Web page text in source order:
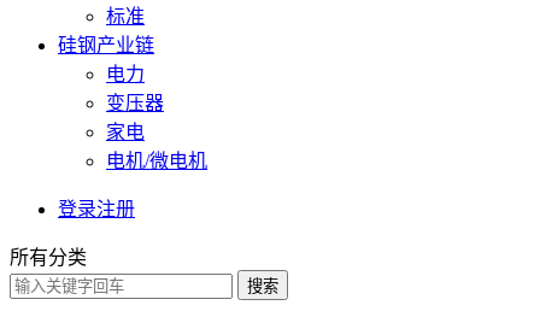
标准
硅钢产业链
电力
变压器
家电
电机/微电机
登录注册
所有分类
搜索